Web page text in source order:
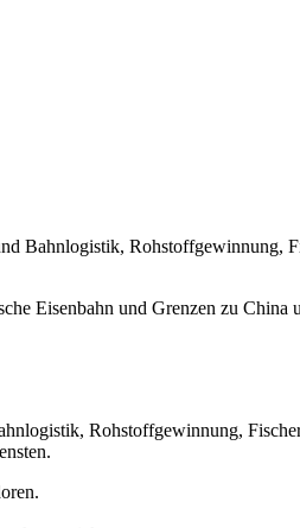
Bahnlogistik, Rohstoffgewinnung,
Eisenbahn und Grenzen zu
Rohstoffgewinnung,